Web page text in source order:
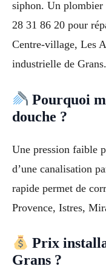
siphon. Un plombier
28 31 86 20 pour
Centre-village, Les
industrielle de Grans.
Pourquoi
douche ?
Une pression faible
d’une canalisation
rapide permet de
Provence, Istres,
Prix
Grans ?